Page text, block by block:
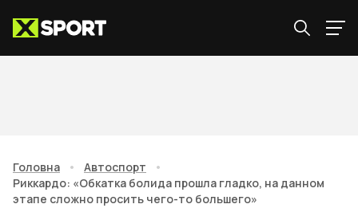
Головна • Автоспорт
•
Риккардо: «Обкатка болида прошла гладко, на данном
этапе сложно просить чего-то большего»